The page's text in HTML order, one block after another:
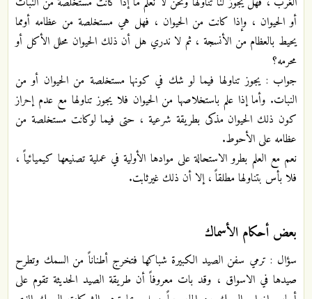
أو الحيوان ، وإذا كانت من الحيوان ، فهل هي مستخلصة من عظامه أومما
يحيط بالعظام من الأنسجة ، ثم لا ندري هل أن ذلك الحيوان محلل الأكل أو
محرمه؟
جواب : يجوز تناولها فيما لو شك في كونها مستخلصة من الحيوان أو من
النبات. وأما إذا علم باستخلاصها من الحيوان فلا يجوز تناولها مع عدم إحراز
كون ذلك الحيوان مذكى بطريقة شرعية ، حتى فيما لوكانت مستخلصة من
عظامه على الأحوط.
نعم مع العلم بطرو الاستحالة على موادها الأولية في عملية تصنيعها كيميائياً ،
فلا بأس بتناولها مطلقاً ، إلا أن ذلك غيرثابت.
بعض أحكام الأسماك
سؤال : ترمي سفن الصيد الكبيرة شباكها فتخرج أطناناً من السمك وتطرح
صيدها في الاسواق ، وقد بات معروفاً أن طريقة الصيد الحديثة تقوم على